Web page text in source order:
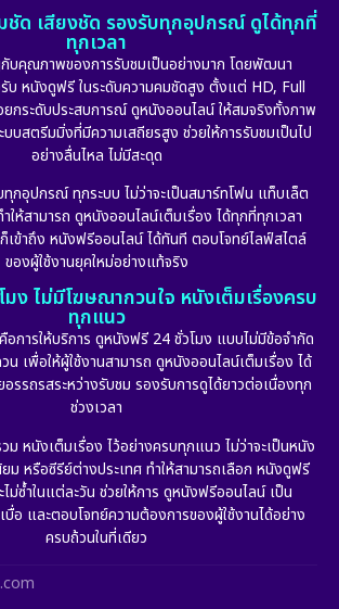
ด เสียงชัด รองรับทุกอุปกรณ์ ดูได้ทุกที่
ทุกเวลา
กับคุณภาพของการรับชมเป็นอย่างมาก โดยพัฒนา
บ หนังดูฟรี ในระดับความคมชัดสูง ตั้งแต่ HD, Full
กระดับประสบการณ์ ดูหนังออนไลน์ ให้สมจริงทั้งภาพ
บสตรีมมิ่งที่มีความเสถียรสูง ช่วยให้การรับชมเป็นไป
อย่างลื่นไหล ไม่มีสะดุด
กอุปกรณ์ ทุกระบบ ไม่ว่าจะเป็นสมาร์ทโฟน แท็บเล็ต
ห้สามารถ ดูหนังออนไลน์เต็มเรื่อง ได้ทุกที่ทุกเวลา
เข้าถึง หนังฟรีออนไลน์ ได้ทันที ตอบโจทย์ไลฟ์สไตล์
ของผู้ใช้งานยุคใหม่อย่างแท้จริง
ง ไม่มีโฆษณากวนใจ หนังเต็มเรื่องครบ
ทุกแนว
การให้บริการ ดูหนังฟรี 24 ชั่วโมง แบบไม่มีข้อจำกัด
เพื่อให้ผู้ใช้งานสามารถ ดูหนังออนไลน์เต็มเรื่อง ได้
รรถรสระหว่างรับชม รองรับการดูได้ยาวต่อเนื่องทุก
ช่วงเวลา
หนังเต็มเรื่อง ไว้อย่างครบทุกแนว ไม่ว่าจะเป็นหนัง
ม หรือซีรีย์ต่างประเทศ ทำให้สามารถเลือก หนังดูฟรี
ม่ซ้ำในแต่ละวัน ช่วยให้การ ดูหนังฟรีออนไลน์ เป็น
บื่อ และตอบโจทย์ความต้องการของผู้ใช้งานได้อย่าง
ครบถ้วนในที่เดียว